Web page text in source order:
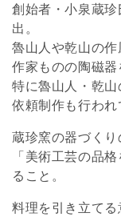
創始者・小泉蔵
出。
魯山人や乾山の
作家ものの陶磁器
特に魯山人・乾
依頼制作も行われ
蔵珍窯の器づくり
「美術工芸の品
ること。
料理を引き立てる